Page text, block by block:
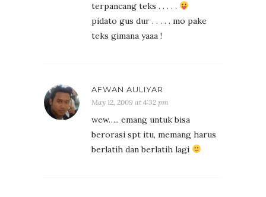
terpancang teks . . . . .
pidato gus dur . . . . . mo pake
teks gimana yaaa !
AFWAN AULIYAR
May 12, 2009 at 4:32 pm
wew….. emang untuk bisa
berorasi spt itu, memang harus
berlatih dan berlatih lagi